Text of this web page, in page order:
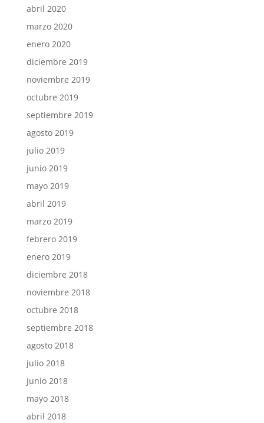
abril 2020
marzo 2020
enero 2020
diciembre 2019
noviembre 2019
octubre 2019
septiembre 2019
agosto 2019
julio 2019
junio 2019
mayo 2019
abril 2019
marzo 2019
febrero 2019
enero 2019
diciembre 2018
noviembre 2018
octubre 2018
septiembre 2018
agosto 2018
julio 2018
junio 2018
mayo 2018
abril 2018